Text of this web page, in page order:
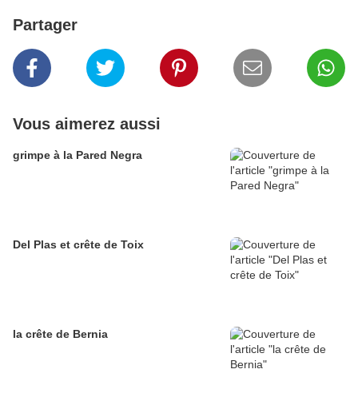
Partager
Vous aimerez aussi
grimpe à la Pared Negra
Del Plas et crête de Toix
la crête de Bernia